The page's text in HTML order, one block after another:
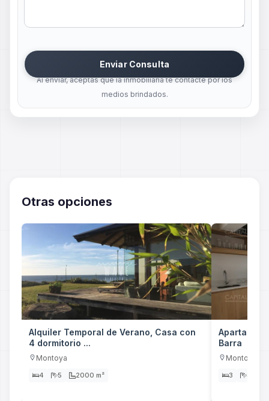
Enviar Consulta
Al enviar, aceptas que la inmobiliaria te contacte por los
medios brindados.
Otras opciones
Alquiler Temporal de Verano, Casa con
4 dormitorio ...
Montoya
4 5 2000 m²
Barra
Montoya
3 3